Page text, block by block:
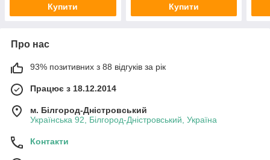
Купити Купити
Про нас
93% позитивних з 88 відгуків за рік
Працює з 18.12.2014
м. Білгород-Дністровський
Українська 92, Білгород-Дністровський, Україна
Контакти